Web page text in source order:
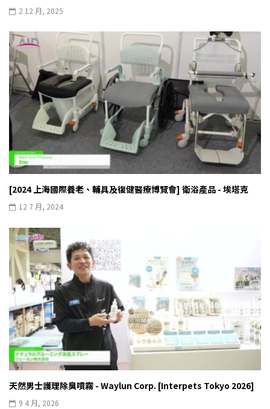
2 12 月, 2025
[2024 上海國際養老、輔具及復健醫療博覽會] 衛浴產品 - 埃塔克
12 7 月, 2024
天然男士護理除臭噴霧 - Waylun Corp. [Interpets Tokyo 2026]
9 4 月, 2026